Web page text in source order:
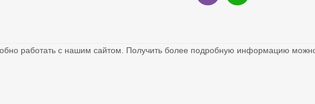
работать с нашим сайтом. Получить более подробную информацию